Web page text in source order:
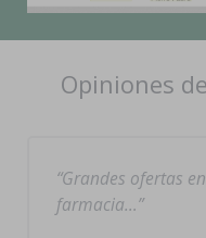
Opiniones
Grandes ofertas
farmacia…